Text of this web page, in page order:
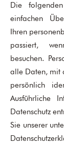
Die
einfachen
Ihren
passiert,
besuchen.
alle Daten, mit
persönlich
Ausführliche
Datenschutz
Sie unserer